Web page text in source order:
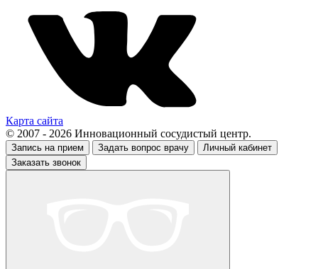
Карта сайта
© 2007 - 2026 Инновационный сосудистый центр.
Запись на прием Задать вопрос врачу
Личный кабинет
Заказать звонок